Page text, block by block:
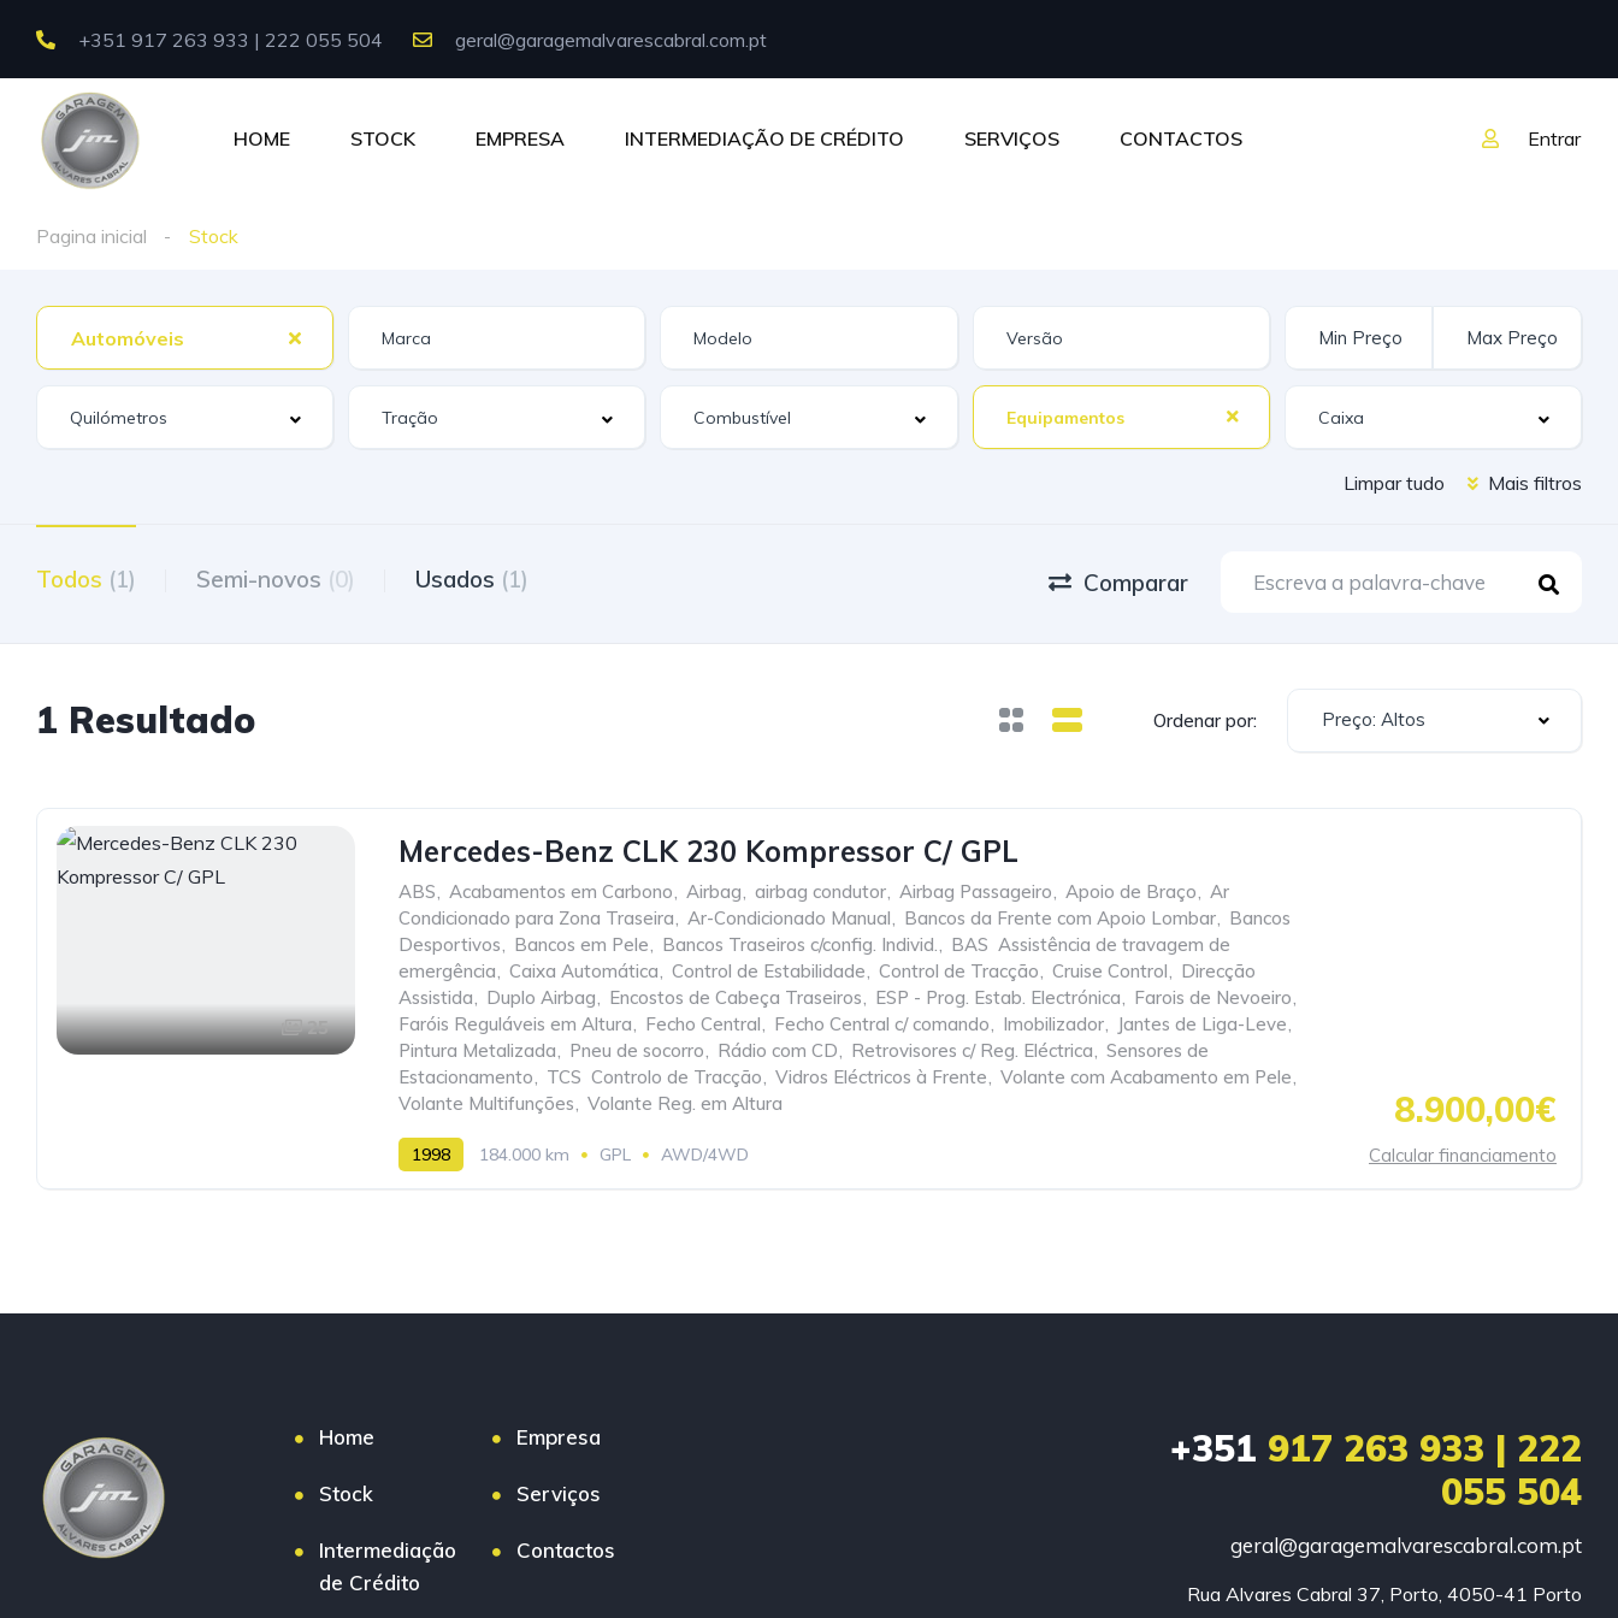
+351 917 263 933 | 222 055 504 geral@garagemalvarescabral.com.pt
HOME STOCK EMPRESA INTERMEDIAÇÃO DE CRÉDITO SERVIÇOS CONTACTOS Entrar
Pagina inicial Stock
Automóveis
Equipamentos
Limpar tudo Mais filtros
Todos (1) Semi-novos (0) Usados (1) Comparar
1 Resultado Ordenar por: Preço: Altos
25
Mercedes-Benz CLK 230 Kompressor C/ GPL
ABS, Acabamentos em Carbono, Airbag, airbag condutor, Airbag Passageiro, Apoio de Braço, Ar
Condicionado para Zona Traseira, Ar-Condicionado Manual, Bancos da Frente com Apoio Lombar, Bancos
Desportivos, Bancos em Pele, Bancos Traseiros c/config. Individ., BAS  Assistência de travagem de
emergência, Caixa Automática, Control de Estabilidade, Control de Tracção, Cruise Control, Direcção
Assistida, Duplo Airbag, Encostos de Cabeça Traseiros, ESP - Prog. Estab. Electrónica, Farois de Nevoeiro,
Faróis Reguláveis em Altura, Fecho Central, Fecho Central c/ comando, Imobilizador, Jantes de Liga-Leve,
Pintura Metalizada, Pneu de socorro, Rádio com CD, Retrovisores c/ Reg. Eléctrica, Sensores de
Estacionamento, TCS  Controlo de Tracção, Vidros Eléctricos à Frente, Volante com Acabamento em Pele,
Volante Multifunções, Volante Reg. em Altura
1998 184.000 km GPL AWD/4WD
8.900,00€
Calcular financiamento
Home Empresa
Stock Serviços
Intermediação
de Crédito
Contactos
+351 917 263 933 | 222
055 504
geral@garagemalvarescabral.com.pt
Rua Alvares Cabral 37, Porto, 4050-41 Porto